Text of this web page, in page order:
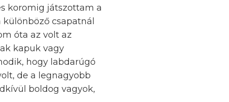
koromig játszottam a
csapatnál
óta az volt az
kapuk vagy
hogy labdarúgó
de a legnagyobb
boldog vagyok,